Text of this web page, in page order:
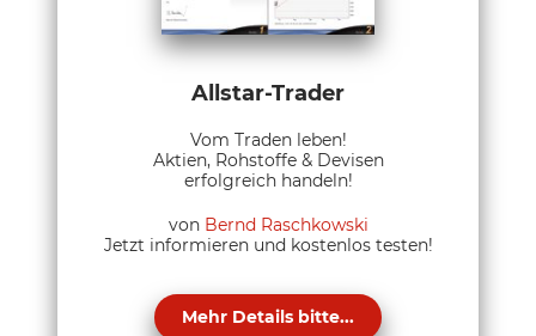
Allstar-Trader
Vom Traden leben!
Aktien, Rohstoffe & Devisen
erfolgreich handeln!
von Bernd Raschkowski
Jetzt informieren und kostenlos testen!
Mehr Details bitte...